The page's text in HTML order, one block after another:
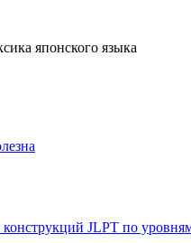
японского языка
JLPT по